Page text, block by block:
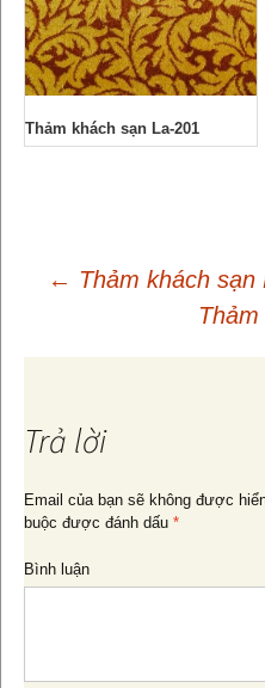
Thảm khách sạn La-201
hướng
bài
viết
← Thảm khách sạn
Trả lời
Email của bạn sẽ không được
buộc được đánh dấu *
Bình luận